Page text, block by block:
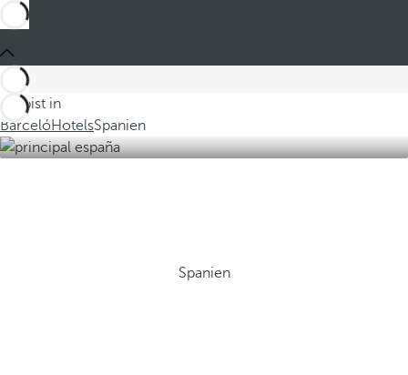
Du bist in
BarcelóHotelsSpanien
Spanien